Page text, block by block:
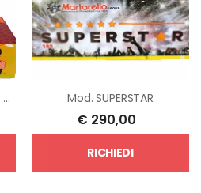
Mod.SUPERSTAR
€ 290,00
RICHIEDI